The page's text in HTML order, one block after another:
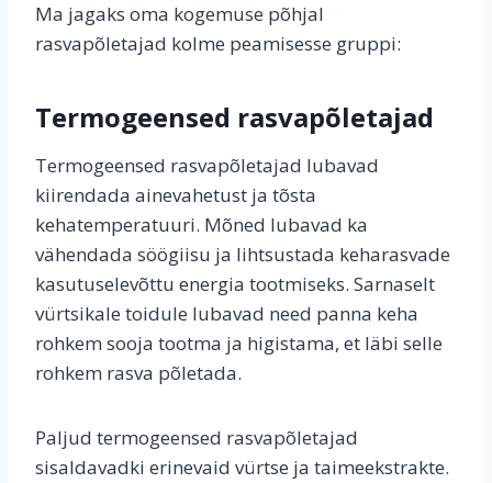
Ma jagaks oma kogemuse põhjal
rasvapõletajad kolme peamisesse gruppi:
Termogeensed rasvapõletajad
Termogeensed rasvapõletajad lubavad
kiirendada ainevahetust ja tõsta
kehatemperatuuri. Mõned lubavad ka
vähendada söögiisu ja lihtsustada keharasvade
kasutuselevõttu energia tootmiseks. Sarnaselt
vürtsikale toidule lubavad need panna keha
rohkem sooja tootma ja higistama, et läbi selle
rohkem rasva põletada.
Paljud termogeensed rasvapõletajad
sisaldavadki erinevaid vürtse ja taimeekstrakte.